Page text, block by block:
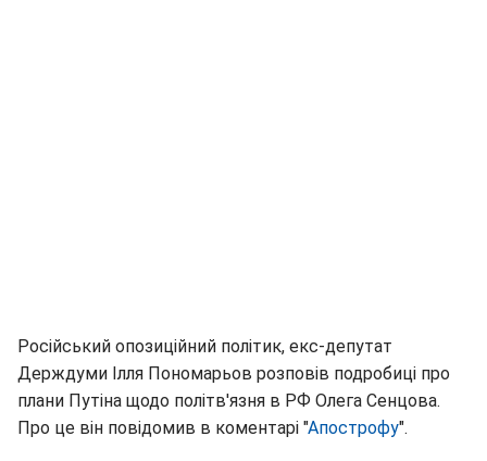
Російський опозиційний політик, екс-депутат
Держдуми Ілля Пономарьов розповів подробиці про
плани Путіна щодо політв'язня в РФ Олега Сенцова.
Про це він повідомив в коментарі "Апострофу".